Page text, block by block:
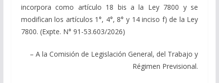
incorpora como artículo 18 bis a la Ley 7800 y se
modifican los artículos 1°, 4°, 8° y 14 inciso f) de la Ley
7800. (Expte. N° 91-53.603/2026)
– A la Comisión de Legislación General, del Trabajo y
Régimen Previsional.